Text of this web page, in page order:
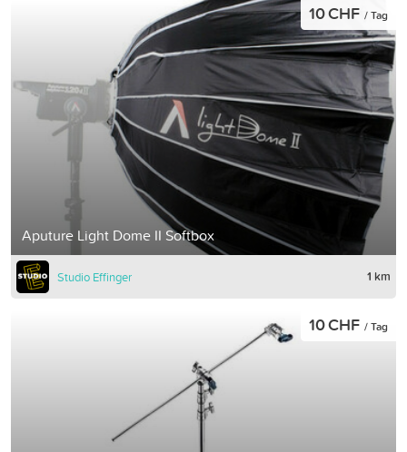
Aputure Light Dome II Softbox
10 CHF / Tag
Studio Effinger 1 km
10 CHF / Tag